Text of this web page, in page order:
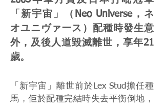
「新宇宙」（Neo Universe，ネ
オユニヴァース）配種時發生意
外，及後人道毀滅離世，享年21
歲。
「新宇宙」離世前於Lex Stud擔任種
馬，佢於配種完結時失去平衡倒地，